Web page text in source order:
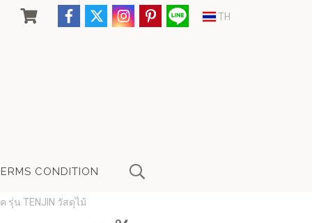
TH
CONDITION
น TENJIN วัสดุไม้